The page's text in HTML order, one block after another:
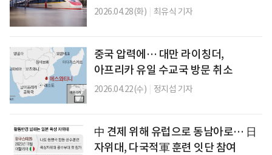
2026.04.28(화) 최유식 기자
중국 압력에… 대만 라이칭더,
아프리카 유일 수교국 방문 취소
2026.04.22(수) 정지섭 기자
中 견제 위해 유럽으로 동남아로… 日
자위대, 다국적軍 훈련 잇단 참여